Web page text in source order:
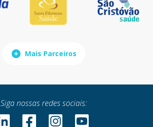
Mais Parceiros
Siga nossas redes sociais: